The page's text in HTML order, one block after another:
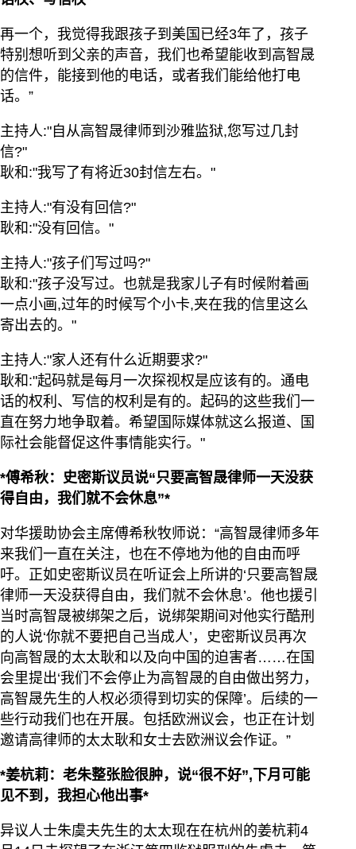
再一个，我觉得我跟孩子到美国已经3年了，孩子
特别想听到父亲的声音，我们也希望能收到高智晟
的信件，能接到他的电话，或者我们能给他打电
话。”
主持人:"自从高智晟律师到沙雅监狱,您写过几封
信?"
耿和:"我写了有将近30封信左右。"
主持人:"有没有回信?"
耿和:"没有回信。"
主持人:"孩子们写过吗?"
耿和:"孩子没写过。也就是我家儿子有时候附着画
一点小画,过年的时候写个小卡,夹在我的信里这么
寄出去的。"
主持人:"家人还有什么近期要求?"
耿和:"起码就是每月一次探视权是应该有的。通电
话的权利、写信的权利是有的。起码的这些我们一
直在努力地争取着。希望国际媒体就这么报道、国
际社会能督促这件事情能实行。"
*傅希秋：史密斯议员说“只要高智晟律师一天没获
得自由，我们就不会休息”*
对华援助协会主席傅希秋牧师说：“高智晟律师多年
来我们一直在关注，也在不停地为他的自由而呼
吁。正如史密斯议员在听证会上所讲的‘只要高智晟
律师一天没获得自由，我们就不会休息’。他也援引
当时高智晟被绑架之后，说绑架期间对他实行酷刑
的人说‘你就不要把自己当成人’，史密斯议员再次
向高智晟的太太耿和以及向中国的迫害者……在国
会里提出‘我们不会停止为高智晟的自由做出努力，
高智晟先生的人权必须得到切实的保障’。后续的一
些行动我们也在开展。包括欧洲议会，也正在计划
邀请高律师的太太耿和女士去欧洲议会作证。”
*姜杭莉：老朱整张脸很肿，说“很不好”,下月可能
见不到，我担心他出事*
异议人士朱虞夫先生的太太现在在杭州的姜杭莉4